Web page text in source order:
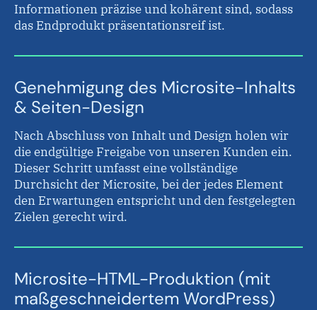
Informationen präzise und kohärent sind, sodass
das Endprodukt präsentationsreif ist.
Genehmigung des Microsite-Inhalts
& Seiten-Design
Nach Abschluss von Inhalt und Design holen wir
die endgültige Freigabe von unseren Kunden ein.
Dieser Schritt umfasst eine vollständige
Durchsicht der Microsite, bei der jedes Element
den Erwartungen entspricht und den festgelegten
Zielen gerecht wird.
Microsite-HTML-Produktion (mit
maßgeschneidertem WordPress)